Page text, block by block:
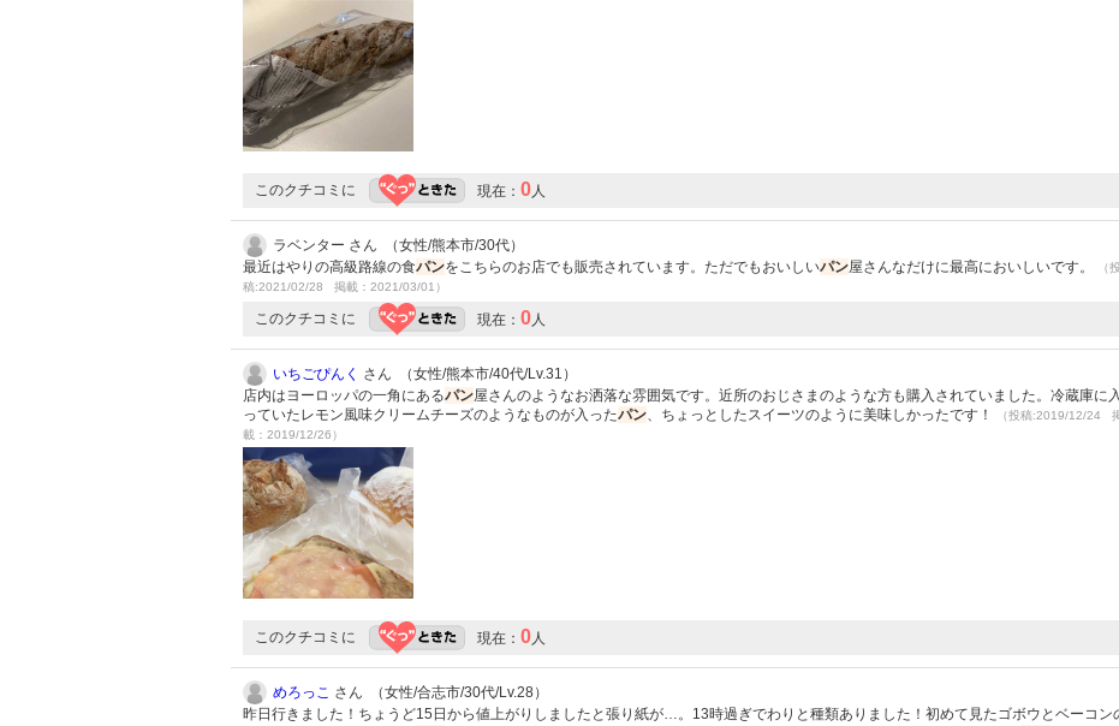
このクチコミに 現在： 0人
ラベンター さん （女性/熊本市/30代）
最近はやりの高級路線の食パンをこちらのお店でも販売されています。ただでもおいしいパン屋さんなだけに最高においしいです。
（投
稿:2021/02/28 掲載：2021/03/01）
このクチコミに 現在： 0人
いちごぴんく さん （女性/熊本市/40代/Lv.31）
店内はヨーロッパの一角にあるパン屋さんのようなお洒落な雰囲気です。近所のおじさまのような方も購入されていました。冷蔵庫に入
っていたレモン風味クリームチーズのようなものが入ったパン、ちょっとしたスイーツのように美味しかったです！
（投稿:2019/12/24
載：2019/12/26）
このクチコミに 現在： 0人
めろっこ さん （女性/合志市/30代/Lv.28）
昨日行きました！ちょうど15日から値上がりしましたと張り紙が…。13時過ぎでわりと種類ありました！初めて見たゴボウとベーコン